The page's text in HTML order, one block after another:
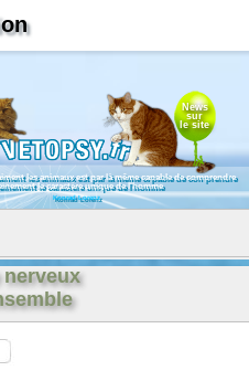
News
sur
le site
les animaux est par là même capable de comprendre
le caractère unique de l'homme
Konrad Lorenz
nerveux